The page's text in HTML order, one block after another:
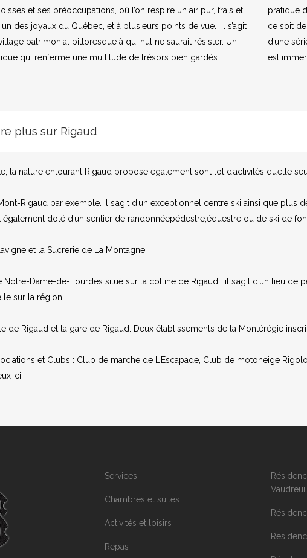
et ses préoccupations, où l’on respire un air pur, frais et
un des joyaux du Québec, et à plusieurs points de vue. Il s’agit
patrimonial pittoresque à qui nul ne saurait résister. Un
qui renferme une multitude de trésors bien gardés.
pratique
ce soit
d’une
est
plus sur Rigaud
la nature entourant Rigaud propose également sont lot d’activités qu’elle
Rigaud par exemple. Il s’agit d’un exceptionnel centre ski ainsi que
également doté d’un sentier de randonnéepédestre,équestre ou de ski de
et la Sucrerie de La Montagne.
Notre-Dame-de-Lourdes situé sur la colline de Rigaud : il s’agit d’un lieu
sur la région.
de Rigaud et la gare de Rigaud. Deux établissements de la Montérégie
et Clubs : Club de marche de L’Escapade, Club de motoneige
ci.
Services
Chambres et suites
Activités et loisirs
Repas